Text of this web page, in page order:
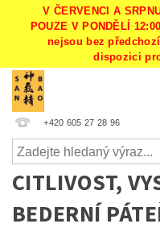
V ČERVENCI A
POUZE V PONDĚLÍ
nejsou bez
dispozici
+420 605 27 28 96
CITLIVOST,
BEDERNÍ